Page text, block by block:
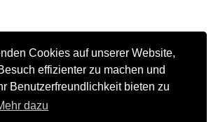
Cookies auf unserer Website,
effizienter zu machen und
Benutzerfreundlichkeit bieten zu
dazu